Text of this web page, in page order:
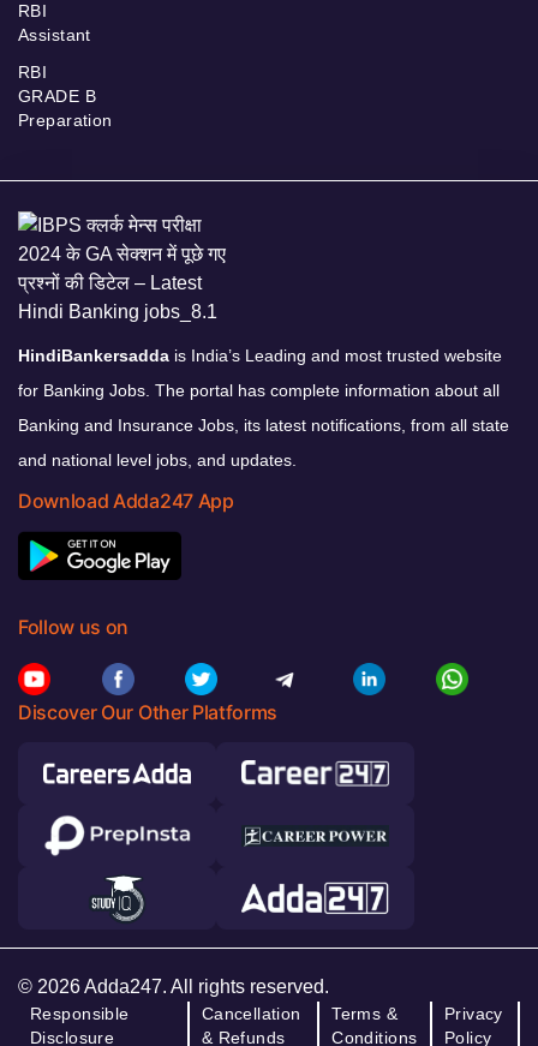
RBI
Assistant
RBI
GRADE B
Preparation
HindiBankersadda is India’s Leading and most trusted website
for Banking Jobs. The portal has complete information about all
Banking and Insurance Jobs, its latest notifications, from all state
and national level jobs, and updates.
Download Adda247 App
Follow us on
Discover Our Other Platforms
© 2026 Adda247. All rights reserved.
Responsible
Disclosure
Cancellation
& Refunds
Terms &
Conditions
Privacy
Policy